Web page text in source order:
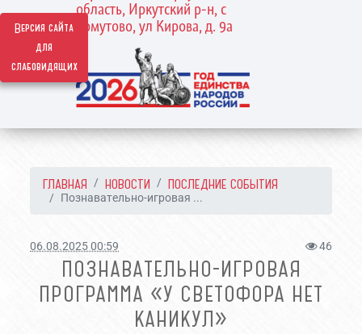
Версия сайта
для
слабовидящих
область, Иркутский р-н, с
Хомутово, ул Кирова, д. 9а
ГЛАВНАЯ НОВОСТИ ПОСЛЕДНИЕ СОБЫТИЯ
Познавательно-игровая ...
06.08.2025 00:59 46
ПОЗНАВАТЕЛЬНО-ИГРОВАЯ
ПРОГРАММА «У СВЕТОФОРА НЕТ
КАНИКУЛ»